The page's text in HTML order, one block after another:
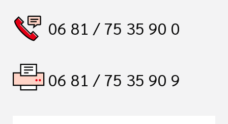
06 81 / 75 35 90 0
06 81 / 75 35 90 9